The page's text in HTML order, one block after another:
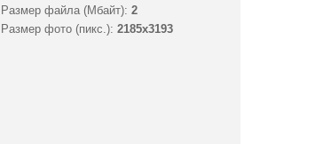
Размер файла (Мбайт): 2
Размер фото (пикс.): 2185x3193